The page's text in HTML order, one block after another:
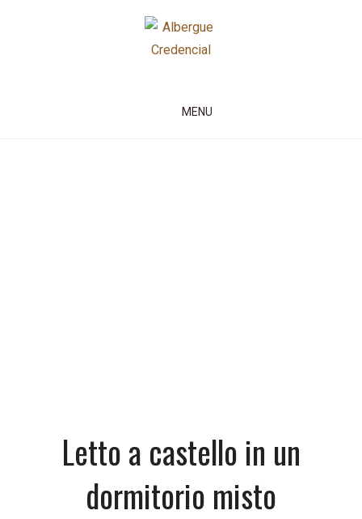
MENU
Letto a castello in un
dormitorio misto